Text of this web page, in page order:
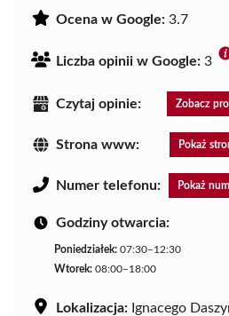
Ocena w Google: 3.7
Liczba opinii w Google: 3
Czytaj opinie: Zobacz
Strona www: Pokaż
Numer telefonu: Pokaż
Godziny otwarcia:
Poniedziałek: 07:30–12:30
Wtorek: 08:00–18:00
Lokalizacja: Ignacego